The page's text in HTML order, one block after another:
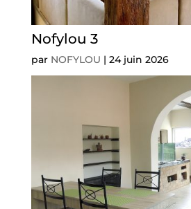
Nofylou 3
par NOFYLOU | 24 juin 2026